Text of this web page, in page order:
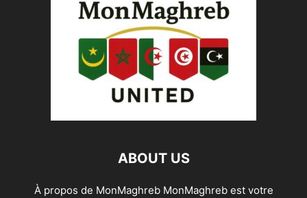
ABOUT US
À propos de MonMaghreb MonMaghreb est votre